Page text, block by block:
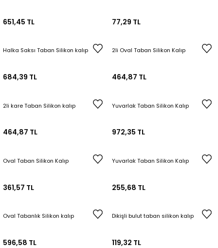
651,45 TL 77,29 TL
Halka Saksı Taban Silikon kalıp
684,39 TL
2li Oval Taban Silikon Kalıp
464,87 TL
2li kare Taban Silikon kalıp
464,87 TL
Yuvarlak Taban Silikon Kalıp
972,35 TL
Oval Taban Silikon Kalıp
361,57 TL
Yuvarlak Taban Silikon Kalıp
255,68 TL
Oval Tabanlık Silikon kalıp
596,58 TL
Dikişli bulut taban silikon kalıp
119,32 TL